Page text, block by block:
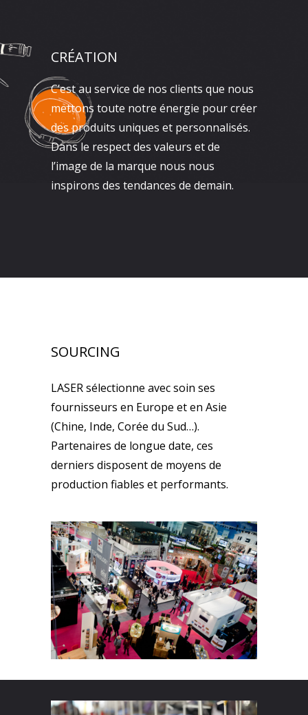
CRÉATION
C’est au service de nos clients que nous
mettons toute notre énergie pour créer
des produits uniques et personnalisés.
Dans le respect des valeurs et de
l’image de la marque nous nous
inspirons des tendances de demain.
SOURCING
LASER sélectionne avec soin ses
fournisseurs en Europe et en Asie
(Chine, Inde, Corée du Sud…).
Partenaires de longue date, ces
derniers disposent de moyens de
production fiables et performants.